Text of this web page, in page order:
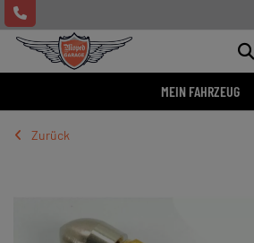
MEIN FAHRZEUG
Zurück